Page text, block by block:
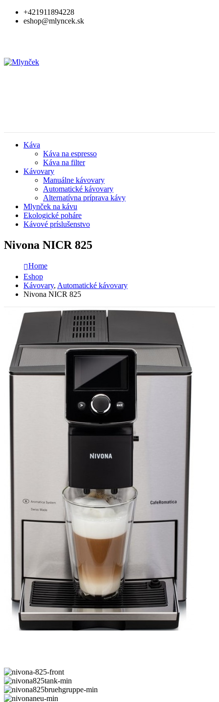
+421911894228
eshop@mlyncek.sk
Káva
Káva na espresso
Káva na filter
Kávovary
Manuálne kávovary
Automatické kávovary
Alternatívna príprava kávy
Mlynček na kávu
Ekologické poháre
Kávové príslušenstvo
Nivona NICR 825
Home
Eshop
Kávovary, Automatické kávovary
Nivona NICR 825